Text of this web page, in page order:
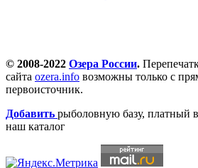
© 2008-2022 Озера России.
сайта ozera.info возможны только с
первоисточник.
Добавить рыболовную базу, платный
наш каталог